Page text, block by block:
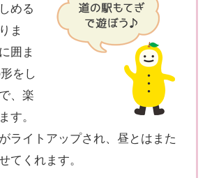
める
ま
囲ま
をし
、楽
す。
ライトアップされ、昼とはまた
てくれます。